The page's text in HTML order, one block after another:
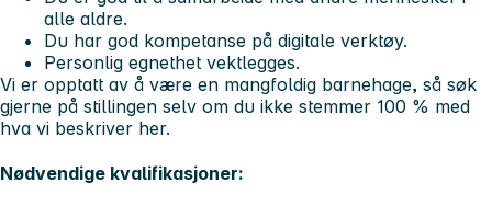
alle aldre.
Du har god kompetanse på digitale verktøy.
Personlig egnethet vektlegges.
Vi er opptatt av å være en mangfoldig barnehage, så søk
gjerne på stillingen selv om du ikke stemmer 100 % med
hva vi beskriver her.
Nødvendige kvalifikasjoner: